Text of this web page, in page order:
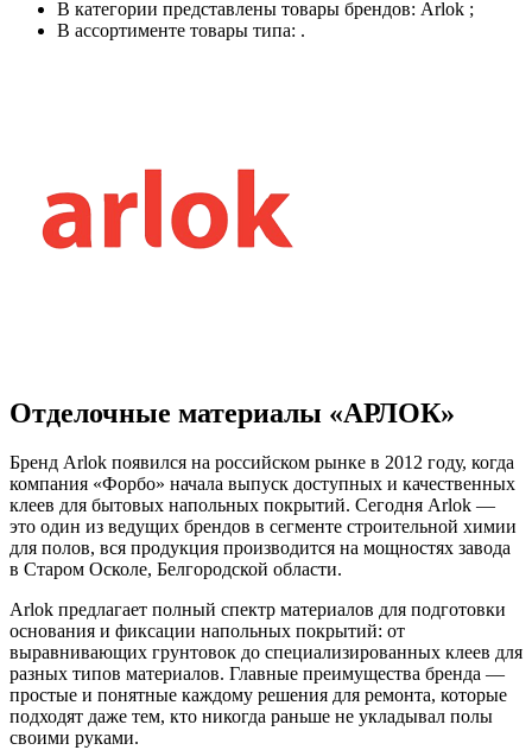
В категории представлены товары брендов: Arlok ;
В ассортименте товары типа: .
Отделочные материалы «АРЛОК»
Бренд Arlok появился на российском рынке в 2012 году, когда
компания «Форбо» начала выпуск доступных и качественных
клеев для бытовых напольных покрытий. Сегодня Arlok —
это один из ведущих брендов в сегменте строительной химии
для полов, вся продукция производится на мощностях завода
в Старом Осколе, Белгородской области.
Arlok предлагает полный спектр материалов для подготовки
основания и фиксации напольных покрытий: от
выравнивающих грунтовок до специализированных клеев для
разных типов материалов. Главные преимущества бренда —
простые и понятные каждому решения для ремонта, которые
подходят даже тем, кто никогда раньше не укладывал полы
своими руками.